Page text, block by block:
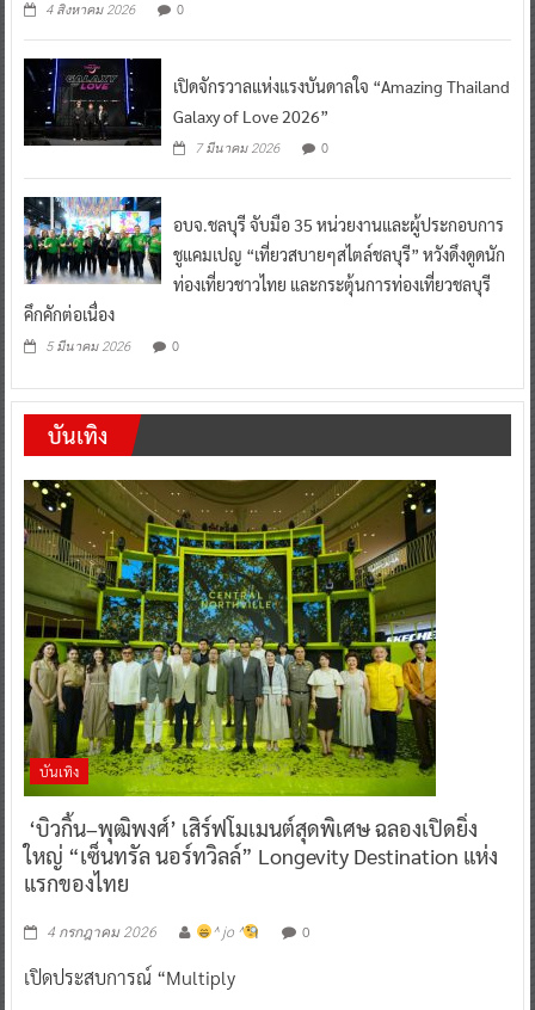
4 สิงหาคม 2026 0
เปิดจักรวาลแห่งแรงบันดาลใจ “Amazing Thailand
Galaxy of Love 2026”
7 มีนาคม 2026 0
อบจ.ชลบุรี จับมือ 35 หน่วยงานและผู้ประกอบการ
ชูแคมเปญ “เที่ยวสบายๆสไตล์ชลบุรี” หวังดึงดูดนัก
ท่องเที่ยวชาวไทย และกระตุ้นการท่องเที่ยวชลบุรี
คึกคักต่อเนื่อง
5 มีนาคม 2026 0
บันเทิง
บันเทิง
‘บิวกิ้น–พุฒิพงศ์’ เสิร์ฟโมเมนต์สุดพิเศษ ฉลองเปิดยิ่ง
ใหญ่ “เซ็นทรัล นอร์ทวิลล์” Longevity Destination แห่ง
แรกของไทย
4 กรกฎาคม 2026 ^ jo ^ 0
เปิดประสบการณ์ “Multiply